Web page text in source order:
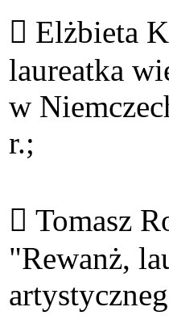
 Elżbieta
laureatka
w
r.;
 Tomasz
"Rewanż,